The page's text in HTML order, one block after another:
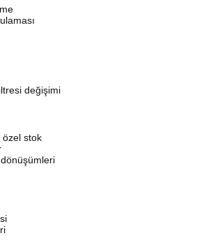
değişimi
özel stok